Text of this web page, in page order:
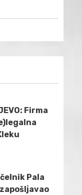
Firma
Pala